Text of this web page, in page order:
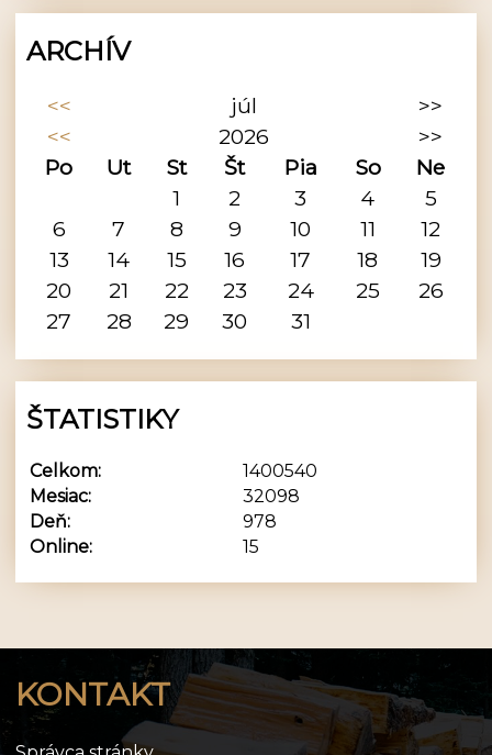
ARCHÍV
<< júl
>>
<<
2026
>>
Po
Ut St Št Pia So
Ne
1
2 3 4
5
6
7 8 9 10 11
12
13
14 15 16 17 18
19
20
21 22 23 24 25
26
27
28 29 30 31
ŠTATISTIKY
Online: 15
Celkom:
1400540
Mesiac:
32098
Deň:
978
KONTAKT